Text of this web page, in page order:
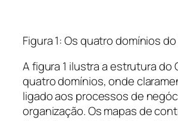
Figura 1: Os quatro domínios
A figura 1 ilustra a estrutura do
quatro domínios, onde
ligado aos processos de
organização. Os mapas de